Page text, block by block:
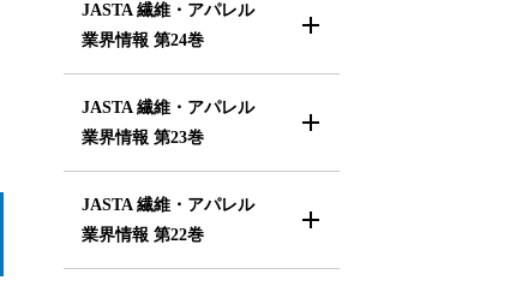
JASTA 繊維・アパレル
業界情報 第24巻
JASTA 繊維・アパレル
業界情報 第23巻
JASTA 繊維・アパレル
業界情報 第22巻